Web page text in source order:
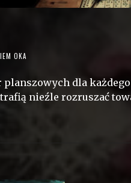
OKA
dla
nieźle rozruszać